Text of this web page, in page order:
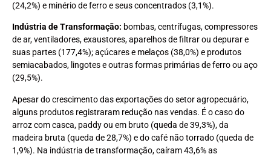
(24,2%) e minério de ferro e seus concentrados (3,1%).
Indústria de Transformação: bombas, centrífugas, compressores
de ar, ventiladores, exaustores, aparelhos de filtrar ou depurar e
suas partes (177,4%); açúcares e melaços (38,0%) e produtos
semiacabados, lingotes e outras formas primárias de ferro ou aço
(29,5%).
Apesar do crescimento das exportações do setor agropecuário,
alguns produtos registraram redução nas vendas. É o caso do
arroz com casca, paddy ou em bruto (queda de 39,3%), da
madeira bruta (queda de 28,7%) e do café não torrado (queda de
1,9%). Na indústria de transformação, caíram 43,6% as